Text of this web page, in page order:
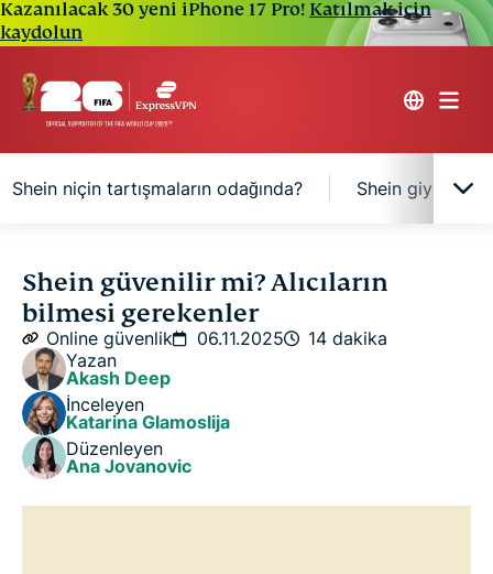
Kazanılacak 30 yeni iPhone 17 Pro! Katılmak için
kaydolun
Shein niçin tartışmaların odağında? Shein giysileri
Shein nedir, nasıl çalışır?
Sipariş vermek için Shein güvenilir mi?
Shein’deki ürünler niye bu kadar ucuz?
Shein niçin tartışmaların odağında?
Shein güvenilir mi? Alıcıların
bilmesi gerekenler
Online güvenlik 06.11.2025
14 dakika
Yazan
Akash Deep
İnceleyen
Katarina Glamoslija
Düzenleyen
Ana Jovanovic